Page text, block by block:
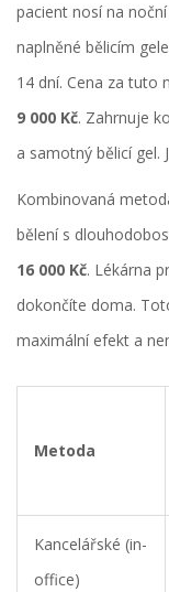
pacient nosí na
naplněné bělicím
14 dní. Cena za tuto
9 000 Kč. Zahrnuje
a samotný bělicí gel.
Kombinovaná
bělení s
16 000 Kč. Lékárna
dokončíte doma.
maximální efekt a
Metoda
Kancelářské (in-
office)